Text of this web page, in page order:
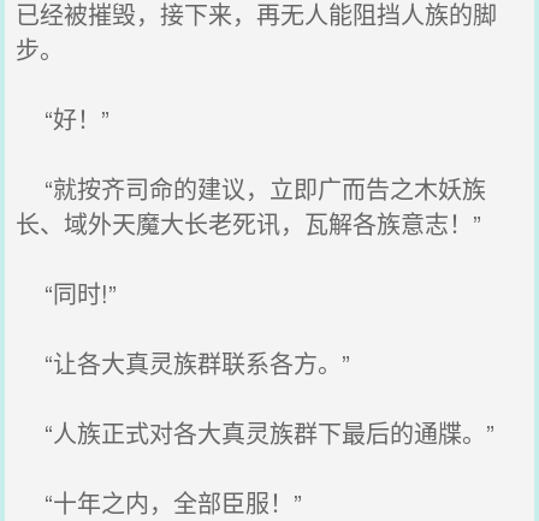
已经被摧毁，接下来，再无人能阻挡人族的脚
步。
“好！”
“就按齐司命的建议，立即广而告之木妖族
长、域外天魔大长老死讯，瓦解各族意志！”
“同时!”
“让各大真灵族群联系各方。”
“人族正式对各大真灵族群下最后的通牒。”
“十年之内，全部臣服！”